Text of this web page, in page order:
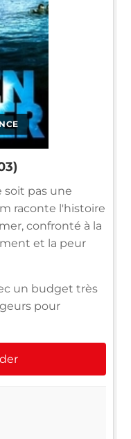
soit pas une
raconte l'histoire
confronté à la
et la peur
un budget très
pour